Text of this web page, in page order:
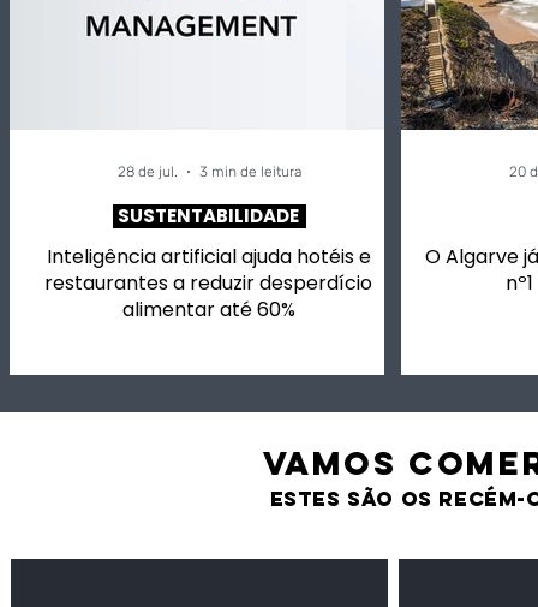
desperdício alimentar
vinhos
música.
Inteligência artificial ajuda hotéis e
restaurantes a reduzir desperdício
alimentar até 60%
SUSTENTABILIDADE
28 de jul. 3 min de leitura
O Algarve
20
VAMOS
estes são os recém-